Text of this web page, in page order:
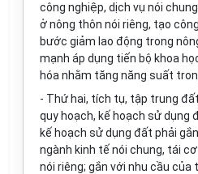
công nghiệp, dịch vụ nói
ở nông thôn nói riêng, tạo
bước giảm lao động trong
mạnh áp dụng tiến bộ khoa
hóa nhằm tăng năng suất
- Thứ hai, tích tụ, tập trung
quy hoạch, kế hoạch sử dụng
kế hoạch sử dụng đất phải
ngành kinh tế nói chung, tái
nói riêng; gắn với nhu cầu